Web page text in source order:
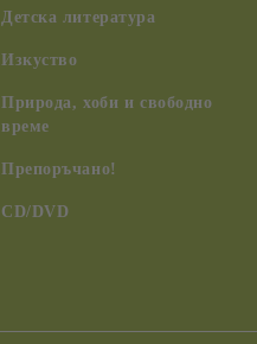
Детска литература
Изкуство
Природа, хоби и свободно
време
Препоръчано!
CD/DVD